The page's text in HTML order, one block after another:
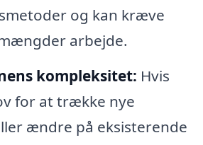
og kan kræve
arbejde.
kompleksitet: Hvis
for at trække nye
ændre på eksisterende